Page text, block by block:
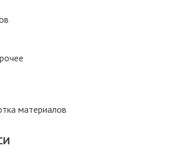
материалов